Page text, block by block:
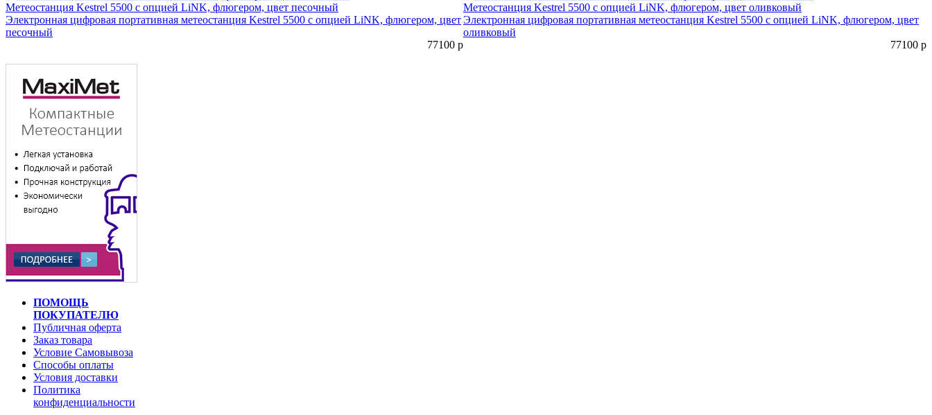
Метеостанция Kestrel 5500 с опцией LiNK, флюгером, цвет песочный
Электронная цифровая портативная метеостанция Kestrel 5500 с опцией LiNK, флюгером, цвет
песочный
77100 р
Метеостанция Kestrel 5500 с опцией LiNK, флюгером, цвет оливковый
Электронная цифровая портативная метеостанция Kestrel 5500 с опцией LiNK, флюгером, цвет
оливковый
77100 р
ПОМОЩЬ
ПОКУПАТЕЛЮ
Публичная оферта
Заказ товара
Условие Самовывоза
Способы оплаты
Условия доставки
Политика
конфиденциальности